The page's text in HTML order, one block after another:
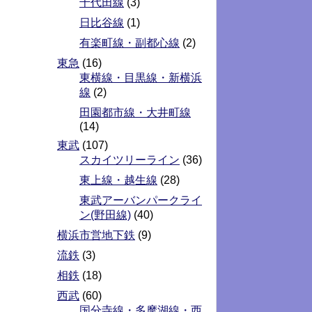
千代田線 (3)
日比谷線 (1)
有楽町線・副都心線 (2)
東急 (16)
東横線・目黒線・新横浜
線 (2)
田園都市線・大井町線
(14)
東武 (107)
スカイツリーライン (36)
東上線・越生線 (28)
東武アーバンパークライ
ン(野田線) (40)
横浜市営地下鉄 (9)
流鉄 (3)
相鉄 (18)
西武 (60)